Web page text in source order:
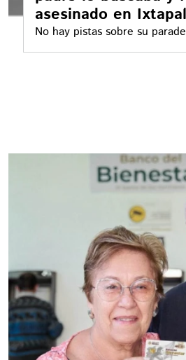
asesinado en
No hay pistas sobre su
esfuerzos de sus familiares